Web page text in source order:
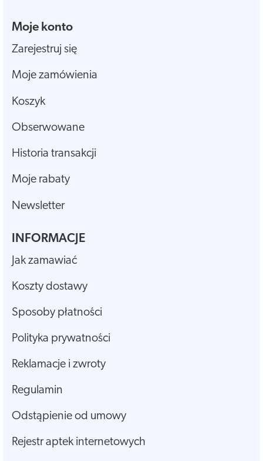
Moje konto
Zarejestruj się
Moje zamówienia
Koszyk
Obserwowane
Historia transakcji
Moje rabaty
Newsletter
INFORMACJE
Jak zamawiać
Koszty dostawy
Sposoby płatności
Polityka prywatności
Reklamacje i zwroty
Regulamin
Odstąpienie od umowy
Rejestr aptek internetowych